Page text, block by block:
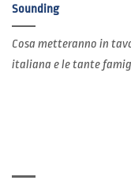
Sounding
Cosa metteranno in
italiana e le tante